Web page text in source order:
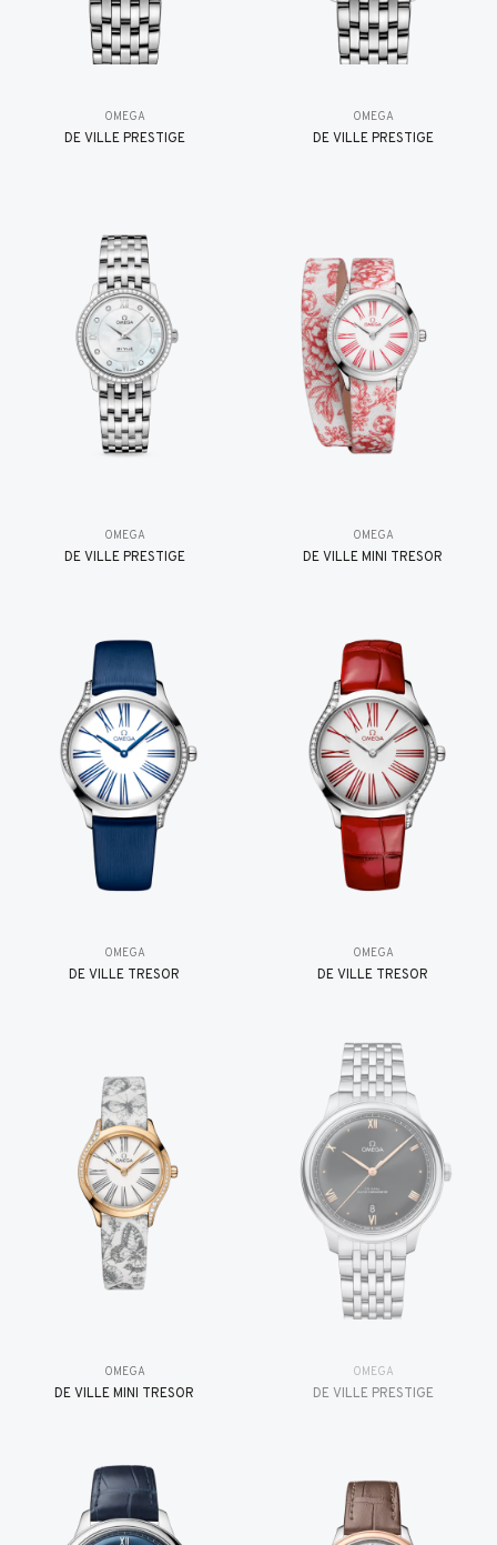
OMEGA
DE VILLE PRESTIGE
OMEGA
DE VILLE PRESTIGE
OMEGA
DE VILLE PRESTIGE
OMEGA
DE VILLE MINI TRÉSOR
OMEGA
DE VILLE TRESOR
OMEGA
DE VILLE TRESOR
OMEGA
DE VILLE MINI TRÉSOR
OMEGA
DE VILLE PRESTIGE